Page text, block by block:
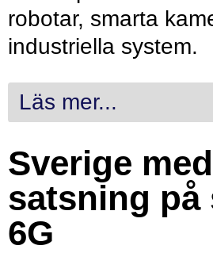
robotar, smarta
industriella system.
Läs mer...
Sverige
satsning på
6G